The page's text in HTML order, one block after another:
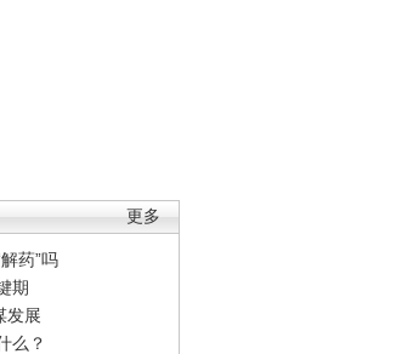
更多
药”吗
期
发展
么？